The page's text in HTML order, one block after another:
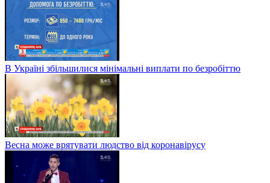
В Україні збільшилися мінімальні виплати по безробіттю
Весна може врятувати людство від коронавірусу